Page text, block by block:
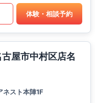
体験・相談予約
屋市中村区店名
ネスト本陣1F